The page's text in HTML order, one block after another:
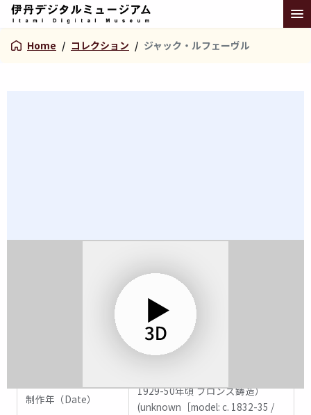
Home / コレクション / ジャック・ルフェーヴル
該当なし
制作年（Date）
1929-50年頃 ブロンズ鋳造）
(unknown［model: c. 1832-35 /